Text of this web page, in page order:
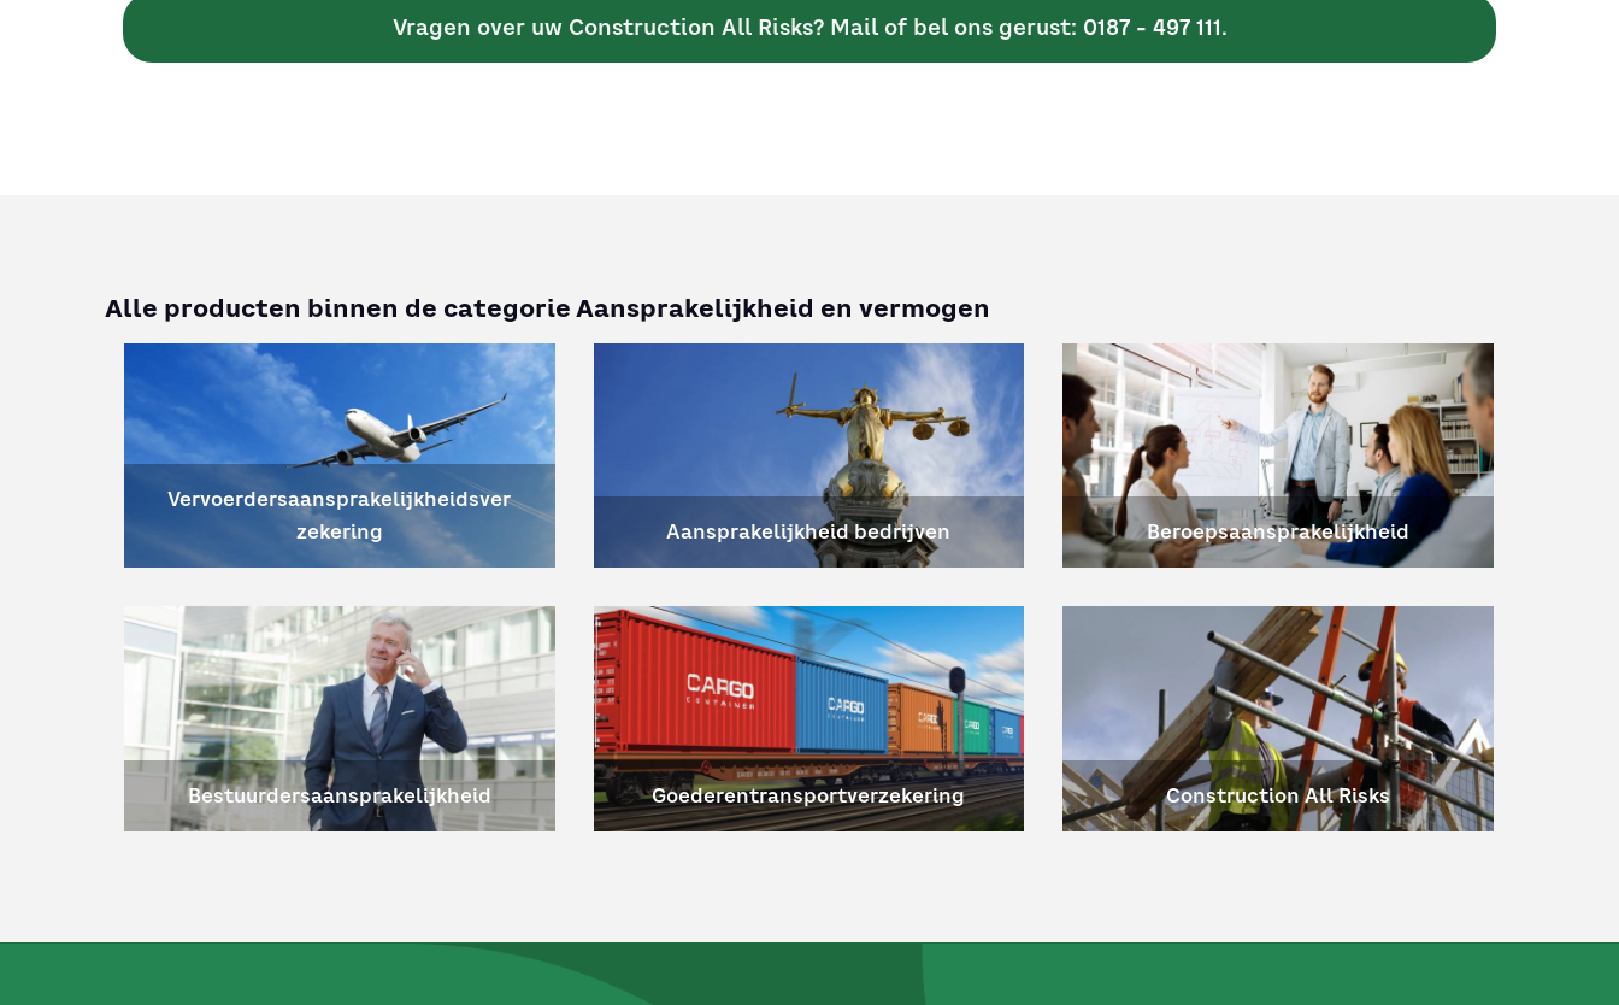
Vragen over uw Construction All Risks? Mail of bel ons gerust: 0187 - 497 111.
Alle producten binnen de categorie Aansprakelijkheid en vermogen
Vervoerdersaansprakelijkheidsver
zekering
Aansprakelijkheid bedrijven Beroepsaansprakelijkheid
Bestuurdersaansprakelijkheid Goederentransportverzekering Construction All Risks